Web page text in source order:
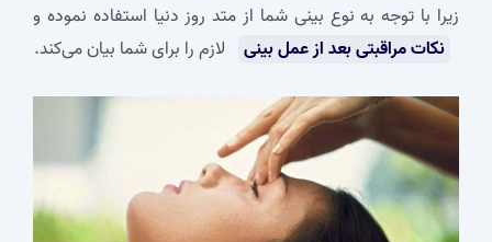
زیرا با توجه به نوع بینی شما از متد روز دنیا استفاده نموده و
نکات مراقبتی بعد از عمل بینی
لازم را برای شما بیان می‌کند.